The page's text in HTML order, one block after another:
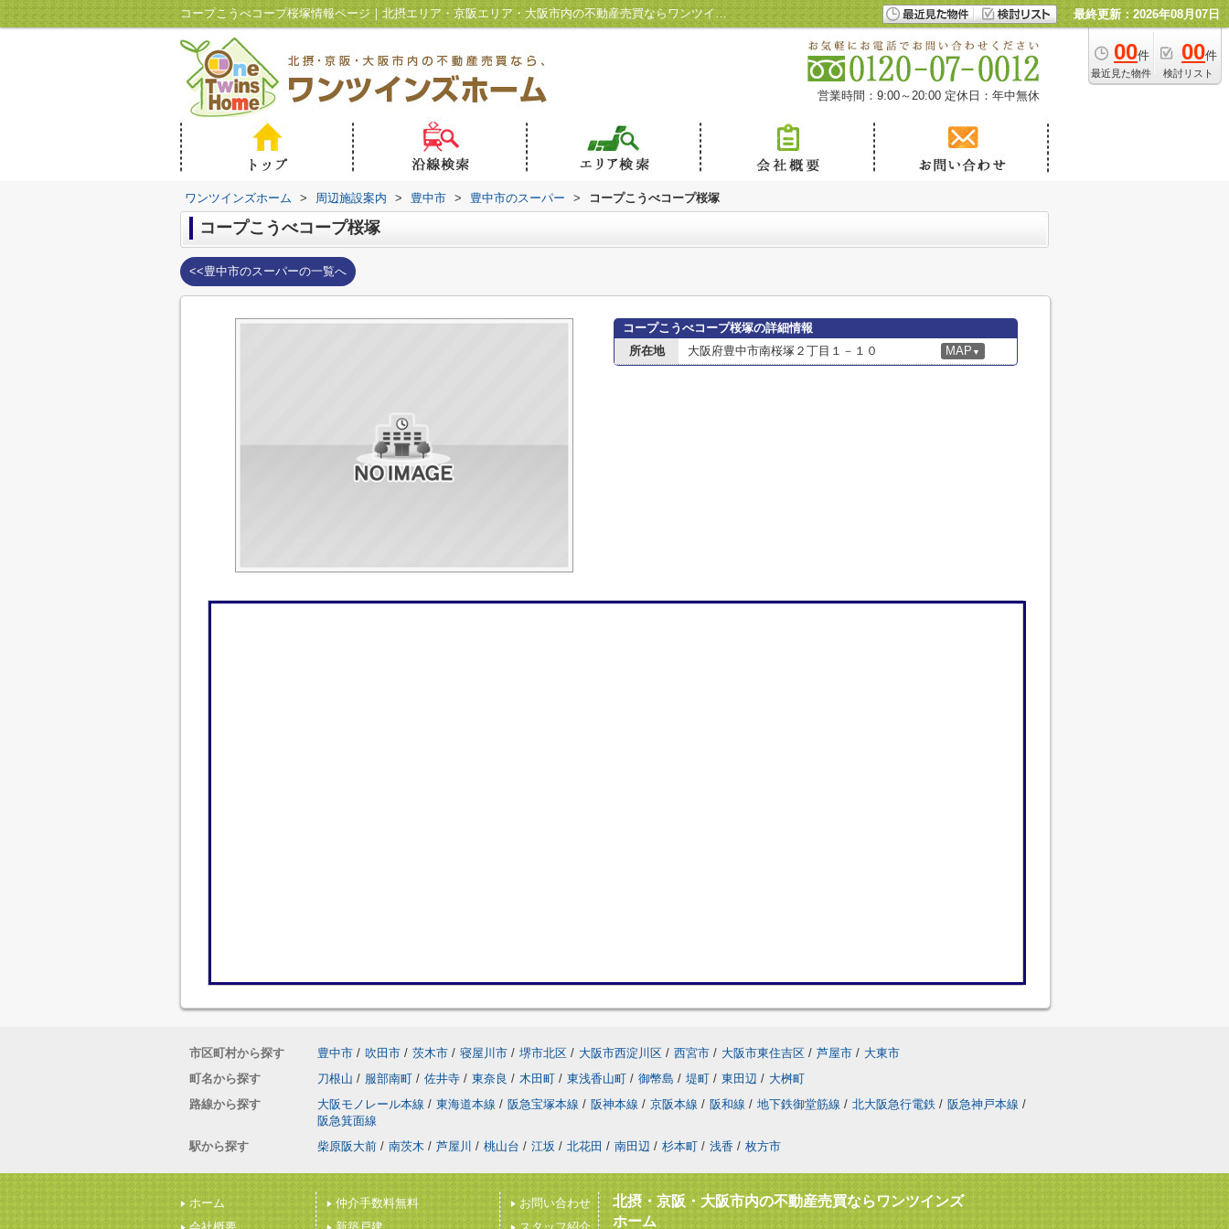
コープこうべコープ桜塚情報ページ｜北摂エリア・京阪エリア・大阪市内の不動産売買ならワンツインズホーム 最終更新：2026年08月07日
00件
最近見た物件
00件
検討リスト
営業時間：9:00～20:00 定休日：年中無休
ワンツインズホーム > 周辺施設案内 > 豊中市 > 豊中市のスーパー > コープこうべコープ桜塚
コープこうべコープ桜塚
<<豊中市のスーパーの一覧へ
コープこうべコープ桜塚の詳細情報
所在地
大阪府豊中市南桜塚２丁目１－１０ MAP ▼
市区町村から探す 豊中市 / 吹田市 / 茨木市 / 寝屋川市 / 堺市北区 / 大阪市西淀川区 / 西宮市 / 大阪市東住吉区 / 芦屋市 / 大東市
町名から探す
刀根山 / 服部南町 / 佐井寺 / 東奈良 / 木田町 / 東浅香山町 / 御幣島 / 堤町 / 東田辺 / 大桝町
路線から探す
大阪モノレール本線 / 東海道本線 / 阪急宝塚本線 / 阪神本線 / 京阪本線 / 阪和線 / 地下鉄御堂筋線 / 北大阪急行電鉄 / 阪急神戸本線 /
阪急箕面線
駅から探す
柴原阪大前 / 南茨木 / 芦屋川 / 桃山台 / 江坂 / 北花田 / 南田辺 / 杉本町 / 浅香 / 枚方市
ホーム
仲介手数料無料
お問い合わせ
北摂・京阪・大阪市内の不動産売買ならワンツインズ
ホーム